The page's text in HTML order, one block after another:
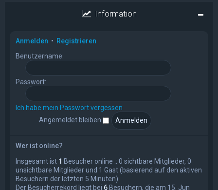
Information
Anmelden • Registrieren
Benutzername:
Passwort:
Ich habe mein Passwort vergessen
Angemeldet bleiben
Wer ist online?
Insgesamt ist 1 Besucher online :: 0 sichtbare Mitglieder, 0
unsichtbare Mitglieder und 1 Gast (basierend auf den aktiven
Besuchern der letzten 5 Minuten)
Der Besucherrekord liegt bei 6 Besuchern, die am 15. Jun